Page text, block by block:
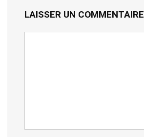
LAISSER UN COMMENTAIRE